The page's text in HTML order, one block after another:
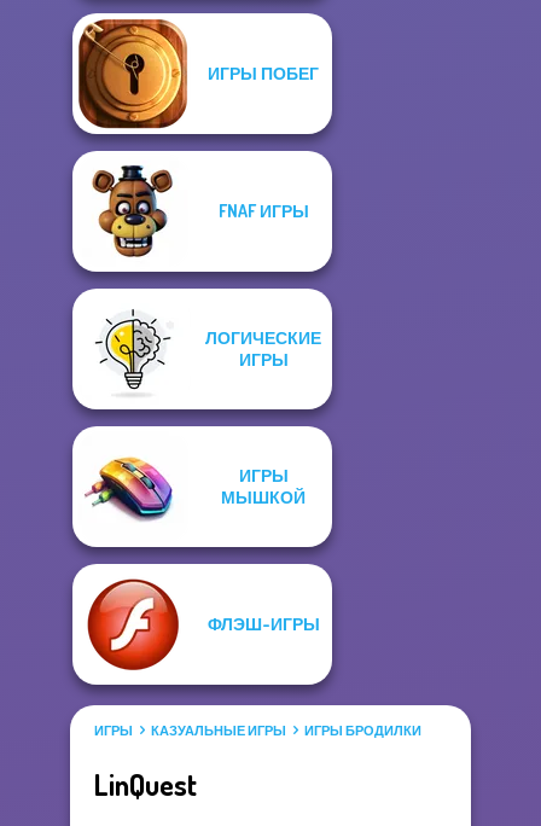
ИГРЫ ПОБЕГ
FNAF ИГРЫ
ЛОГИЧЕСКИЕ
ИГРЫ
ИГРЫ
МЫШКОЙ
ФЛЭШ-ИГРЫ
ИГРЫ КАЗУАЛЬНЫЕ ИГРЫ ИГРЫ БРОДИЛКИ
LinQuest